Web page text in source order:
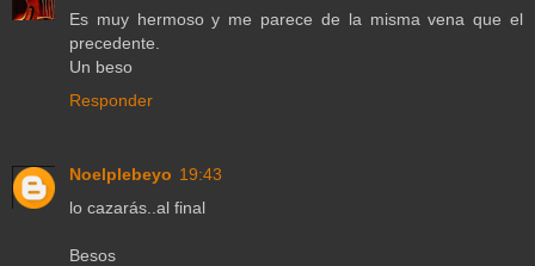
Es muy hermoso y me parece de la misma vena que el
precedente.
Un beso
Responder
Noelplebeyo 19:43
lo cazarás..al final
Besos